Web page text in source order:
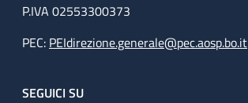
P.IVA 02553300373
PEC: PEIdirezione.generale@pec.aosp.bo.it
SEGUICI SU